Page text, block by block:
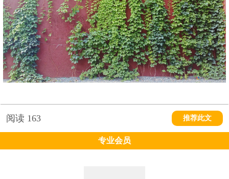
阅读 163 推荐此文
专业会员